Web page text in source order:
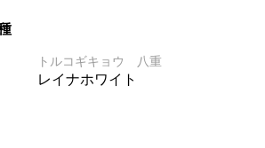
トルコギキョウ 八重
レイナホワイト